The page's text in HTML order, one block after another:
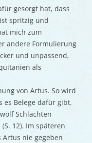
gesorgt hat, dass
spritzig und
mich zum
andere Formulierung
und unpassend,
als
von Artus. So wird
es Belege dafür gibt,
Schlachten
12). Im späteren
Artus nie gegeben